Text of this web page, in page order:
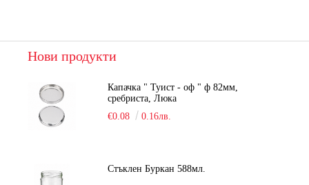
Нови продукти
Капачка " Туист - оф " ф 82мм,
сребриста, Люка
€0.08
0.16лв.
Стъклен Буркан 588мл.